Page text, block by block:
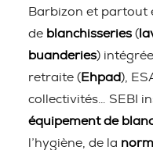
Barbizon et partout
de blanchisseries (
buanderies)
retraite (Ehpad),
collectivités… SEBI
équipement de
l’hygiène, de la